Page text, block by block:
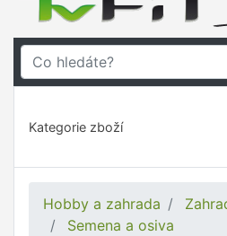
Kategorie zboží
Hobby a zahrada
Semena a osiva